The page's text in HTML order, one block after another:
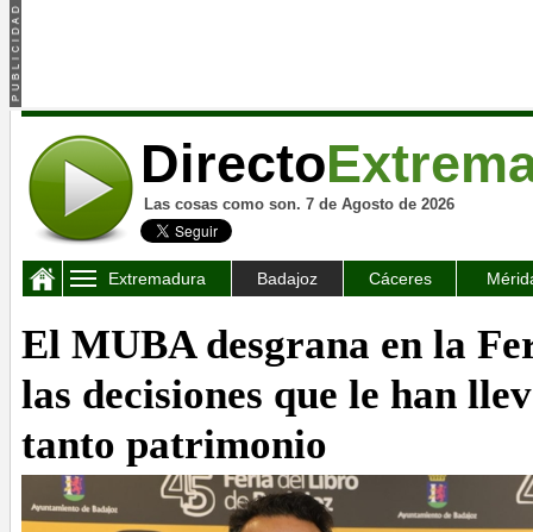
Directo
Las cosas como son. 7 de Agosto de 2026
Extremadura Badajoz Cáceres
El MUBA desgrana en la
las decisiones que le han
tanto patrimonio